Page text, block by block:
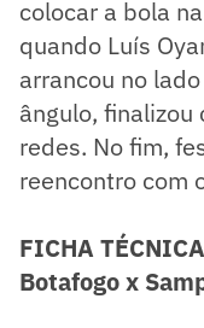
colocar a bola
quando Luís
arrancou no
ângulo, finalizou
redes. No fim,
reencontro com
FICHA TÉCNICA
Botafogo x